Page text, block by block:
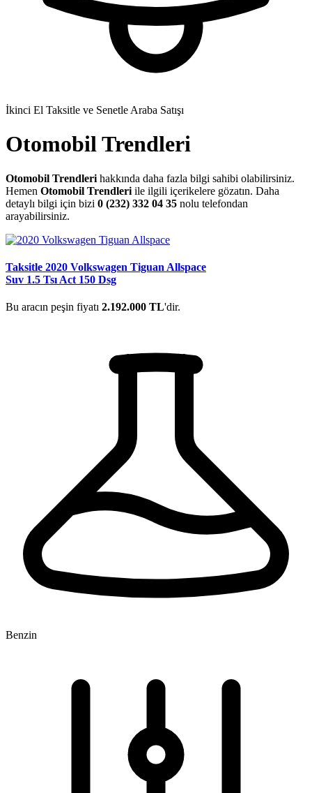
İkinci El Taksitle ve Senetle Araba Satışı
Otomobil Trendleri
Otomobil Trendleri hakkında daha fazla bilgi sahibi olabilirsiniz.
Hemen Otomobil Trendleri ile ilgili içerikelere gözatın. Daha
detaylı bilgi için bizi 0 (232) 332 04 35 nolu telefondan
arayabilirsiniz.
Taksitle 2020 Volkswagen Tiguan Allspace
Suv 1.5 Tsı Act 150 Dsg
Bu aracın peşin fiyatı 2.192.000 TL'dir.
Benzin